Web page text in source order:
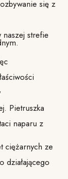
się z
naszej strefie
Pietruszka
naparu z
ciężarnych ze
działającego